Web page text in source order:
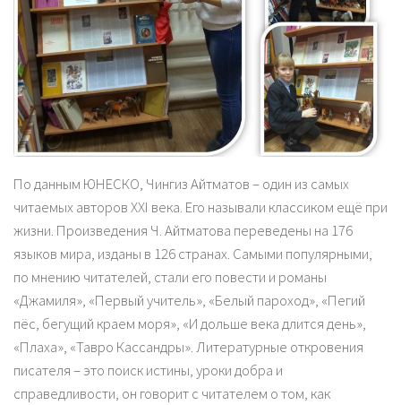
По данным ЮНЕСКО, Чингиз Айтматов – один из самых
читаемых авторов XXI века. Его называли классиком ещё при
жизни. Произведения Ч. Айтматова переведены на 176
языков мира, изданы в 126 странах. Самыми популярными,
по мнению читателей, стали его повести и романы
«Джамиля», «Первый учитель», «Белый пароход», «Пегий
пёс, бегущий краем моря», «И дольше века длится день»,
«Плаха», «Тавро Кассандры». Литературные откровения
писателя – это поиск истины, уроки добра и
справедливости, он говорит с читателем о том, как